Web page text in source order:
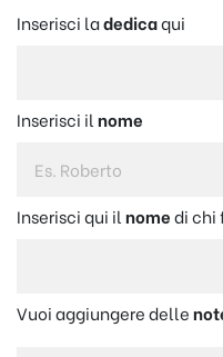
Inserisci ladedicaqui
Inserisci il nome
Inserisci qui il nomedi chi
Vuoi aggiungere delle